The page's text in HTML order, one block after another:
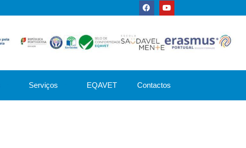
Serviços EQAVET Contactos